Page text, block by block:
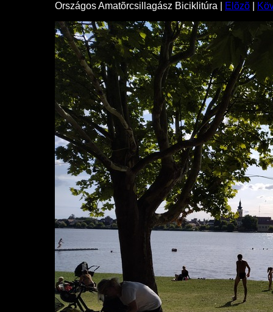
Országos Amatõrcsillagász Biciklitúra | Elõzõ